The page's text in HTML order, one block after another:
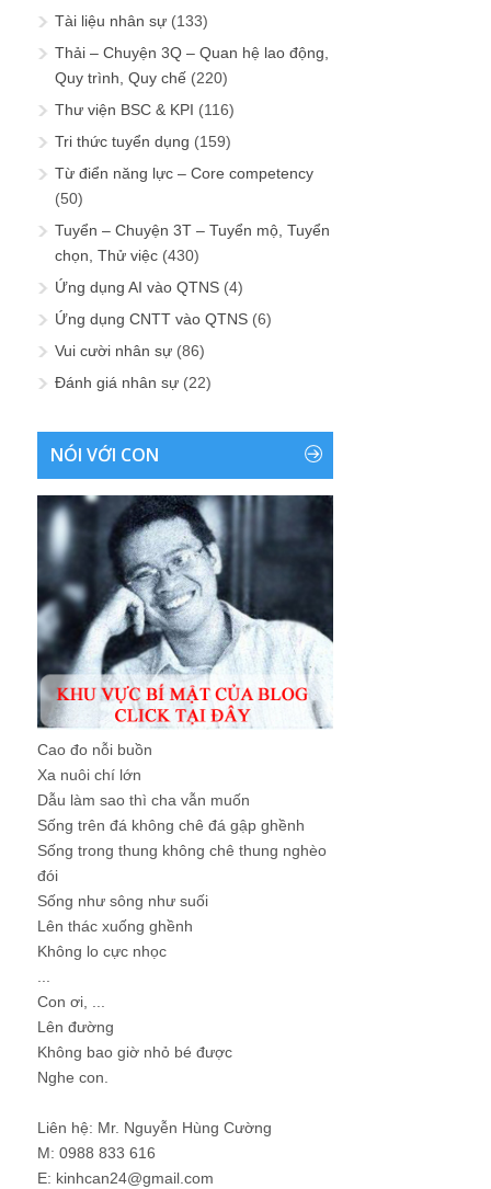
Tài liệu nhân sự (133)
Thải – Chuyện 3Q – Quan hệ lao động,
Quy trình, Quy chế (220)
Thư viện BSC & KPI (116)
Tri thức tuyển dụng (159)
Từ điển năng lực – Core competency
(50)
Tuyển – Chuyện 3T – Tuyển mộ, Tuyển
chọn, Thử việc (430)
Ứng dụng AI vào QTNS (4)
Ứng dụng CNTT vào QTNS (6)
Vui cười nhân sự (86)
Đánh giá nhân sự (22)
NÓI VỚI CON
Cao đo nỗi buồn
Xa nuôi chí lớn
Dẫu làm sao thì cha vẫn muốn
Sống trên đá không chê đá gập ghềnh
Sống trong thung không chê thung nghèo
đói
Sống như sông như suối
Lên thác xuống ghềnh
Không lo cực nhọc
Con ơi, ...
Lên đường
Không bao giờ nhỏ bé được
Nghe con.
Liên hệ: Mr. Nguyễn Hùng Cường
M: 0988 833 616
E: kinhcan24@gmail.com